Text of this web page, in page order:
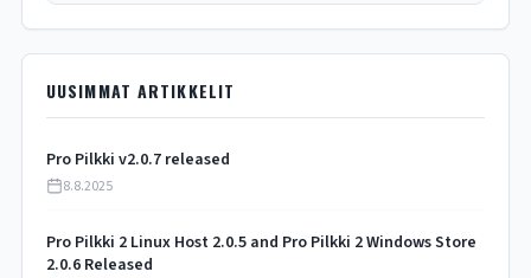
UUSIMMAT ARTIKKELIT
Pro Pilkki v2.0.7 released
8.8.2025
Pro Pilkki 2 Linux Host 2.0.5 and Pro Pilkki 2 Windows Store
2.0.6 Released